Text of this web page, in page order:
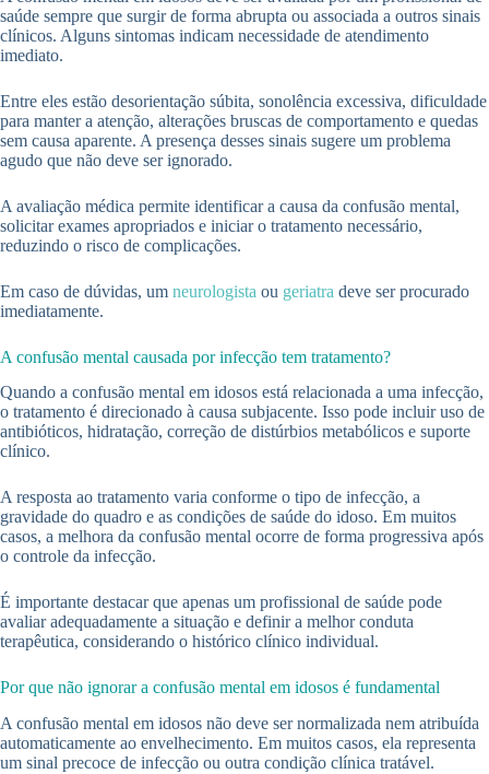
saúde sempre que surgir de forma abrupta ou associada a outros sinais
clínicos. Alguns sintomas indicam necessidade de atendimento
imediato.
Entre eles estão desorientação súbita, sonolência excessiva, dificuldade
para manter a atenção, alterações bruscas de comportamento e quedas
sem causa aparente. A presença desses sinais sugere um problema
agudo que não deve ser ignorado.
A avaliação médica permite identificar a causa da confusão mental,
solicitar exames apropriados e iniciar o tratamento necessário,
reduzindo o risco de complicações.
Em caso de dúvidas, um neurologista ou geriatra deve ser procurado
imediatamente.
A confusão mental causada por infecção tem tratamento?
Quando a confusão mental em idosos está relacionada a uma infecção,
o tratamento é direcionado à causa subjacente. Isso pode incluir uso de
antibióticos, hidratação, correção de distúrbios metabólicos e suporte
clínico.
A resposta ao tratamento varia conforme o tipo de infecção, a
gravidade do quadro e as condições de saúde do idoso. Em muitos
casos, a melhora da confusão mental ocorre de forma progressiva após
o controle da infecção.
É importante destacar que apenas um profissional de saúde pode
avaliar adequadamente a situação e definir a melhor conduta
terapêutica, considerando o histórico clínico individual.
Por que não ignorar a confusão mental em idosos é fundamental
A confusão mental em idosos não deve ser normalizada nem atribuída
automaticamente ao envelhecimento. Em muitos casos, ela representa
um sinal precoce de infecção ou outra condição clínica tratável.